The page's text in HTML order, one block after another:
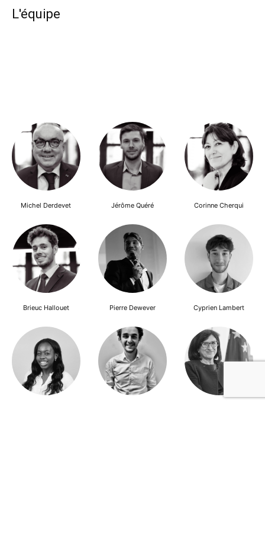
L'équipe
Michel Derdevet Jérôme Quéré Corinne Cherqui
Brieuc Hallouet Pierre Dewever Cyprien Lambert